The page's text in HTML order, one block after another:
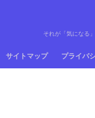
それが「気になる
サイトマップ プライバ